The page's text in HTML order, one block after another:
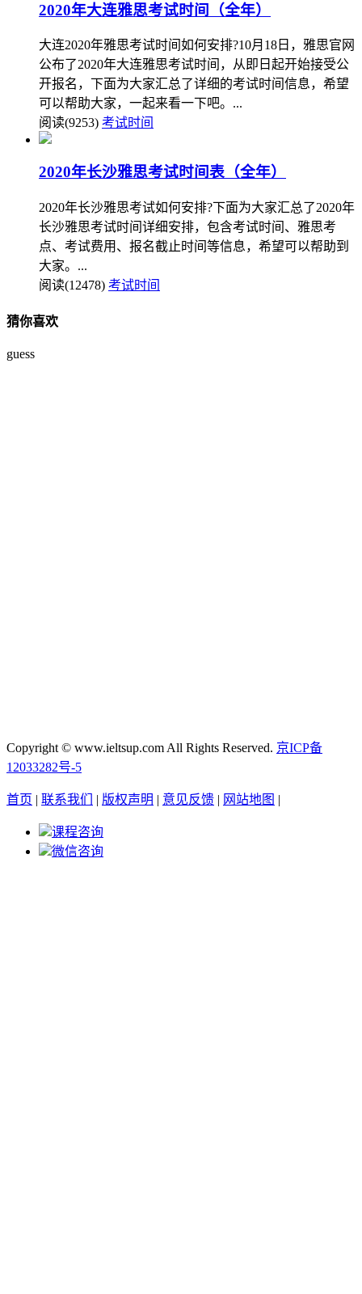
2020年大连雅思考试时间（全年）
大连2020年雅思考试时间如何安排?10月18日，雅思官网
公布了2020年大连雅思考试时间，从即日起开始接受公
开报名，下面为大家汇总了详细的考试时间信息，希望
可以帮助大家，一起来看一下吧。...
阅读(9253) 考试时间
2020年长沙雅思考试时间表（全年）
2020年长沙雅思考试如何安排?下面为大家汇总了2020年
长沙雅思考试时间详细安排，包含考试时间、雅思考
点、考试费用、报名截止时间等信息，希望可以帮助到
大家。...
阅读(12478) 考试时间
猜你喜欢
guess
Copyright © www.ieltsup.com All Rights Reserved. 京ICP备
12033282号-5
首页 | 联系我们 | 版权声明 | 意见反馈 | 网站地图 |
课程咨询
微信咨询